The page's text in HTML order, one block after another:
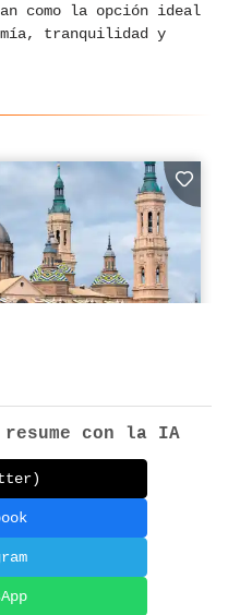
como la opción ideal
tranquilidad y
resume con la IA